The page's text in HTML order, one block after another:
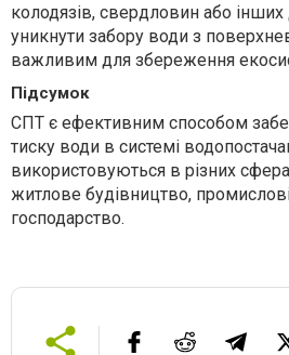
колодязів, свердловин або
уникнути забору води з
важливим для збереження
Підсумок
СПТ є ефективним способом
тиску води в системі
використовуються в різних
житлове будівництво,
господарство.